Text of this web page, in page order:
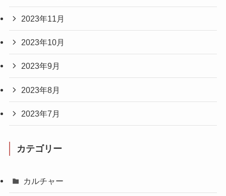
2023年11月
2023年10月
2023年9月
2023年8月
2023年7月
カテゴリー
カルチャー